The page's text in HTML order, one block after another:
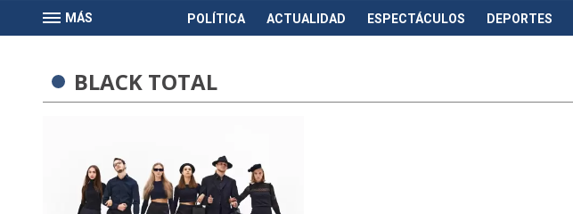
MÁS POLÍTICA ACTUALIDAD ESPECTÁCULOS DEPORTES
BLACK TOTAL